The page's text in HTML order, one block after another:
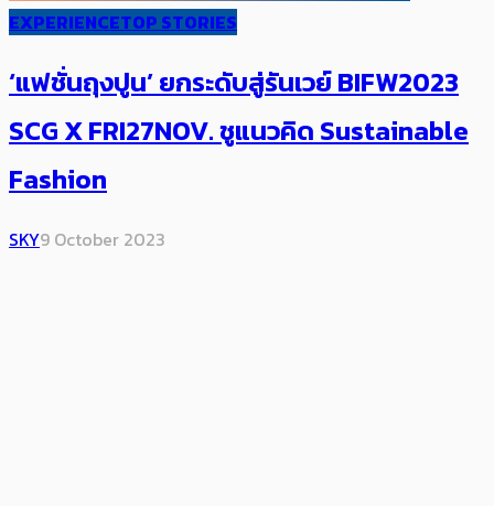
EXPERIENCETOP STORIES
‘แฟชั่นถุงปูน’ ยกระดับสู่รันเวย์ BIFW2023
SCG X FRI27NOV. ชูแนวคิด Sustainable
Fashion
SKY9 October 2023